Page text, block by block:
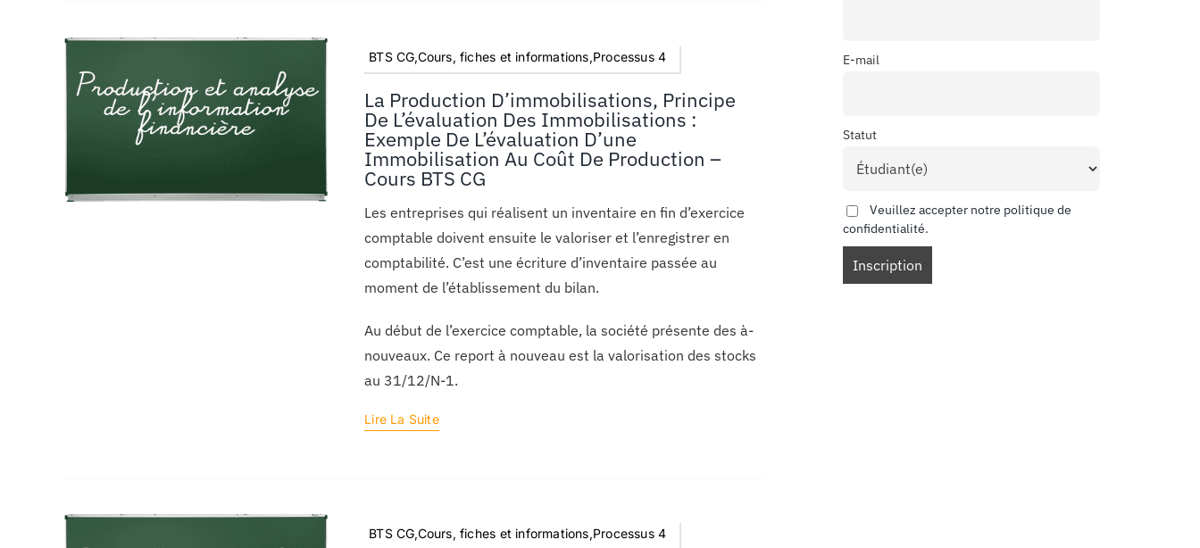
BTS CG,Cours, fiches et informations,Processus 4
La Production D’immobilisations, Principe
De L’évaluation Des Immobilisations :
Exemple De L’évaluation D’une
Immobilisation Au Coût De Production –
Cours BTS CG
Les entreprises qui réalisent un inventaire en fin d’exercice
comptable doivent ensuite le valoriser et l’enregistrer en
comptabilité. C’est une écriture d’inventaire passée au
moment de l’établissement du bilan.
Au début de l’exercice comptable, la société présente des à-
nouveaux. Ce report à nouveau est la valorisation des stocks
au 31/12/N-1.
Lire La Suite
BTS CG,Cours, fiches et informations,Processus 4
E-mail
Statut
Veuillez accepter notre politique de
confidentialité.